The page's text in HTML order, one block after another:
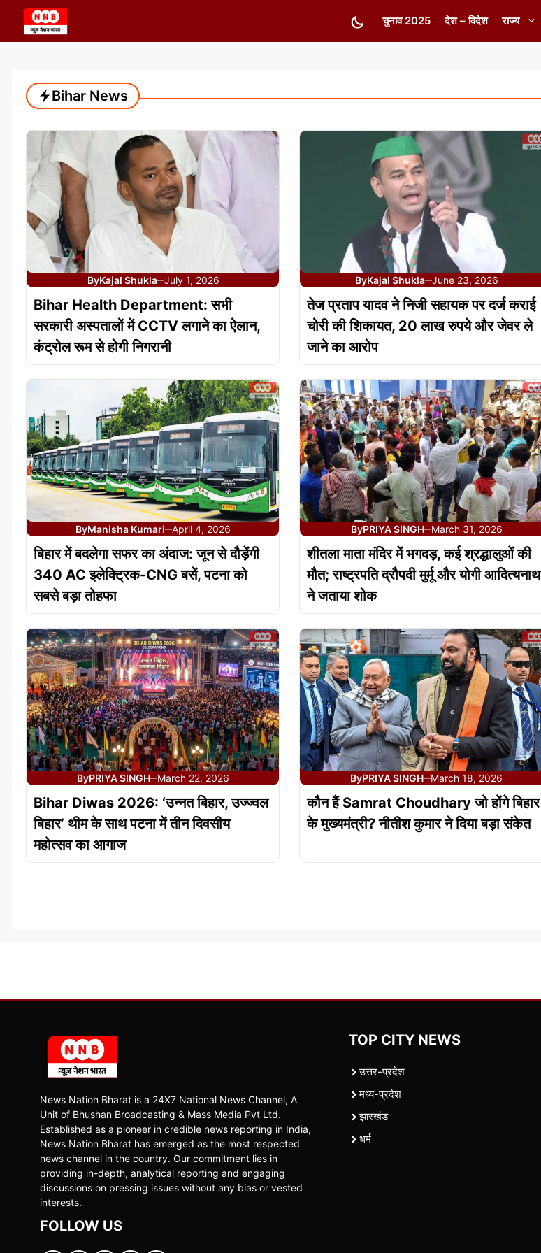
content
चुनाव 2025 देश – विदेश राज्य
Bihar News
ByKajal Shukla—July 1, 2026
Bihar Health Department: सभी
सरकारी अस्पतालों में CCTV लगाने का ऐलान,
कंट्रोल रूम से होगी निगरानी
ByKajal Shukla—June 23, 2026
तेज प्रताप यादव ने निजी सहायक पर दर्ज कराई
चोरी की शिकायत, 20 लाख रुपये और जेवर ले
जाने का आरोप
ByManisha Kumari—April 4, 2026
बिहार में बदलेगा सफर का अंदाज: जून से दौड़ेंगी
340 AC इलेक्ट्रिक-CNG बसें, पटना को
सबसे बड़ा तोहफा
ByPRIYA SINGH—March 31, 2026
शीतला माता मंदिर में भगदड़, कई श्रद्धालुओं की
मौत; राष्ट्रपति द्रौपदी मुर्मू और योगी आदित्यनाथ
ने जताया शोक
ByPRIYA SINGH—March 22, 2026
Bihar Diwas 2026: ‘उन्नत बिहार, उज्ज्वल
बिहार’ थीम के साथ पटना में तीन दिवसीय
महोत्सव का आगाज
ByPRIYA SINGH—March 18, 2026
कौन हैं Samrat Choudhary जो होंगे बिहार
के मुख्यमंत्री? नीतीश कुमार ने दिया बड़ा संकेत
News Nation Bharat is a 24X7 National News Channel, A
Unit of Bhushan Broadcasting & Mass Media Pvt Ltd.
Established as a pioneer in credible news reporting in India,
News Nation Bharat has emerged as the most respected
news channel in the country. Our commitment lies in
providing in-depth, analytical reporting and engaging
discussions on pressing issues without any bias or vested
interests.
FOLLOW US
TOP CITY NEWS
उत्तर-प्रदेश
मध्य-प्रदेश
झारखंड
धर्म